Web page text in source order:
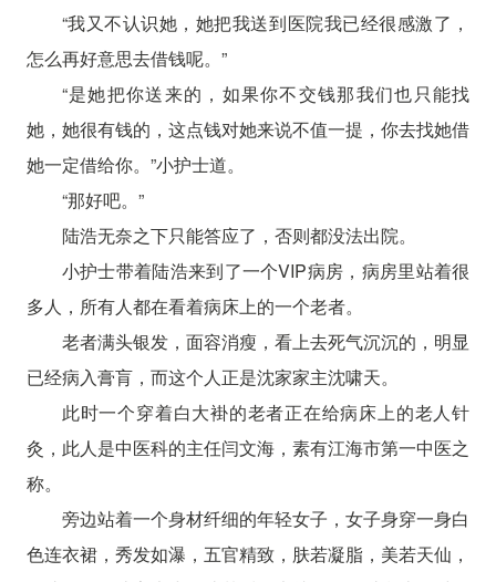
“我又不认识她，她把我送到医院我已经很感激了，
怎么再好意思去借钱呢。”
“是她把你送来的，如果你不交钱那我们也只能找
她，她很有钱的，这点钱对她来说不值一提，你去找她借
她一定借给你。”小护士道。
“那好吧。”
陆浩无奈之下只能答应了，否则都没法出院。
小护士带着陆浩来到了一个VIP病房，病房里站着很
多人，所有人都在看着病床上的一个老者。
老者满头银发，面容消瘦，看上去死气沉沉的，明显
已经病入膏肓，而这个人正是沈家家主沈啸天。
此时一个穿着白大褂的老者正在给病床上的老人针
灸，此人是中医科的主任闫文海，素有江海市第一中医之
称。
旁边站着一个身材纤细的年轻女子，女子身穿一身白
色连衣裙，秀发如瀑，五官精致，肤若凝脂，美若天仙，